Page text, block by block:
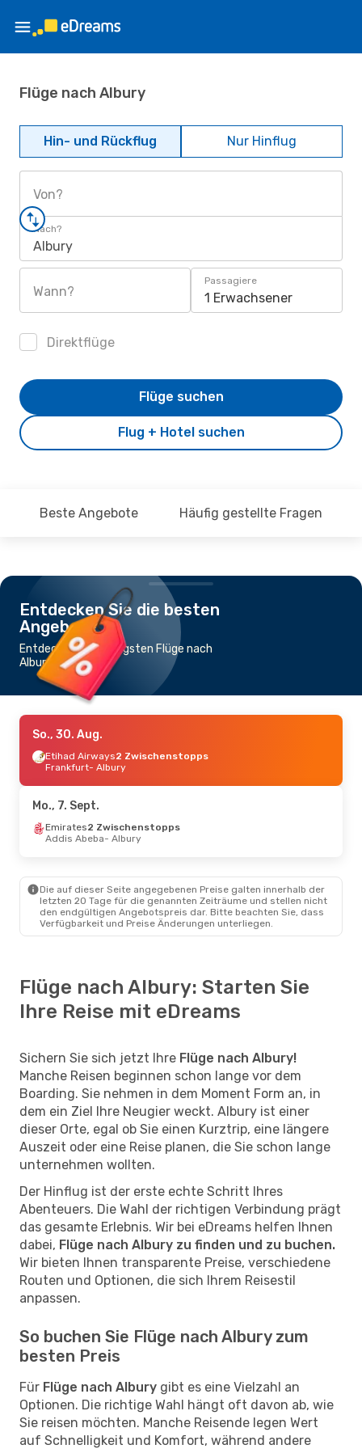
Flüge nach Albury
Hin- und Rückflug Nur Hinflug
Von?
Nach?
Albury
Wann?
Passagiere
1 Erwachsener
Direktflüge
Flug + Hotel suchen
Flüge suchen
Beste Angebote Häufig gestellte Fragen
Entdecken Sie die besten
Angebote
Entdecke die günstigsten Flüge nach
Albury
So., 30. Aug.
Etihad Airways2 Zwischenstopps
Frankfurt- Albury
Mo., 7. Sept.
Emirates2 Zwischenstopps
Addis Abeba- Albury
Die auf dieser Seite angegebenen Preise galten innerhalb der
letzten 20 Tage für die genannten Zeiträume und stellen nicht
den endgültigen Angebotspreis dar. Bitte beachten Sie, dass
Verfügbarkeit und Preise Änderungen unterliegen.
Flüge nach Albury: Starten Sie
Ihre Reise mit eDreams
Sichern Sie sich jetzt Ihre Flüge nach Albury!
Manche Reisen beginnen schon lange vor dem
Boarding. Sie nehmen in dem Moment Form an, in
dem ein Ziel Ihre Neugier weckt. Albury ist einer
dieser Orte, egal ob Sie einen Kurztrip, eine längere
Auszeit oder eine Reise planen, die Sie schon lange
unternehmen wollten.
Der Hinflug ist der erste echte Schritt Ihres
Abenteuers. Die Wahl der richtigen Verbindung prägt
das gesamte Erlebnis. Wir bei eDreams helfen Ihnen
dabei, Flüge nach Albury zu finden und zu buchen.
Wir bieten Ihnen transparente Preise, verschiedene
Routen und Optionen, die sich Ihrem Reisestil
anpassen.
So buchen Sie Flüge nach Albury zum
besten Preis
Für Flüge nach Albury gibt es eine Vielzahl an
Optionen. Die richtige Wahl hängt oft davon ab, wie
Sie reisen möchten. Manche Reisende legen Wert
auf Schnelligkeit und Komfort, während andere